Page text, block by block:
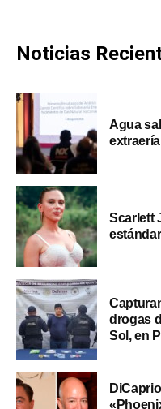
Noticias
Agua
Scarlett
drogas
Sol, en